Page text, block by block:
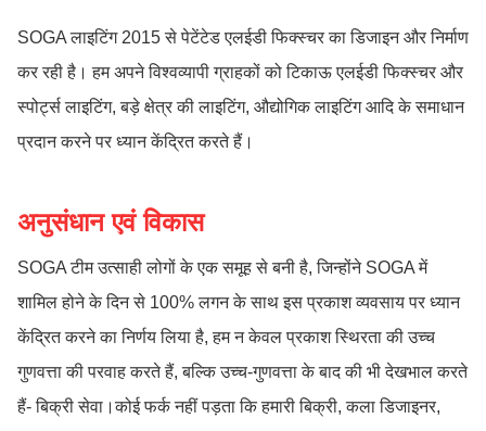
SOGA लाइटिंग 2015 से पेटेंटेड एलईडी फिक्स्चर का डिजाइन और निर्माण
कर रही है। हम अपने विश्वव्यापी ग्राहकों को टिकाऊ एलईडी फिक्स्चर और
स्पोर्ट्स लाइटिंग, बड़े क्षेत्र की लाइटिंग, औद्योगिक लाइटिंग आदि के समाधान
प्रदान करने पर ध्यान केंद्रित करते हैं।
अनुसंधान एवं विकास
SOGA टीम उत्साही लोगों के एक समूह से बनी है, जिन्होंने SOGA में
शामिल होने के दिन से 100% लगन के साथ इस प्रकाश व्यवसाय पर ध्यान
केंद्रित करने का निर्णय लिया है, हम न केवल प्रकाश स्थिरता की उच्च
गुणवत्ता की परवाह करते हैं, बल्कि उच्च-गुणवत्ता के बाद की भी देखभाल करते
हैं- बिक्री सेवा।कोई फर्क नहीं पड़ता कि हमारी बिक्री, कला डिजाइनर,